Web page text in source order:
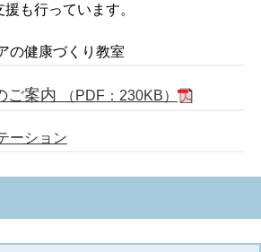
も行っています。
の健康づくり教室
ご案内 （PDF：230KB）
ーション